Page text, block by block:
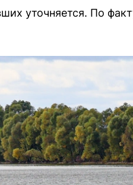
уточняется. По